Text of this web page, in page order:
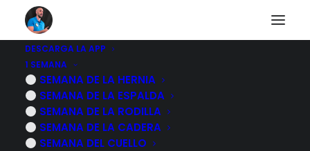
DESCARGA LA APP
1 SEMANA
SEMANA DE LA HERNIA
SEMANA DE LA ESPALDA
SEMANA DE LA RODILLA
SEMANA DE LA CADERA
SEMANA DEL CUELLO
Otros diarios
Descubre a otras personas que están pasando lo